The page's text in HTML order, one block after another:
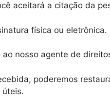
aceitará a citação da
física ou eletrônica.
nosso agente de
poderemos
úteis.